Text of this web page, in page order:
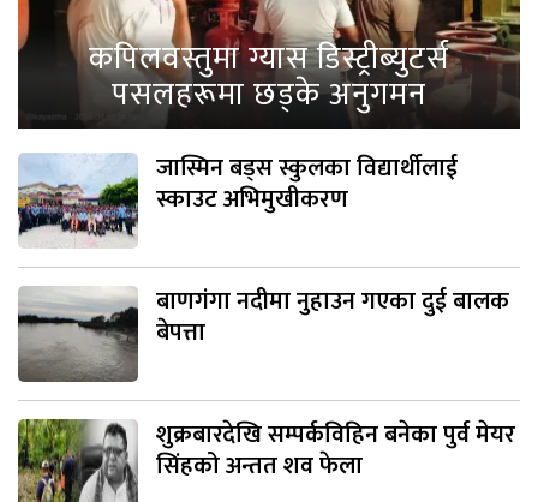
कपिलवस्तुमा ग्यास डिस्ट्रीब्युटर्स
पसलहरूमा छड्के अनुगमन
जास्मिन बड्स स्कुलका विद्यार्थीलाई
स्काउट अभिमुखीकरण
बाणगंगा नदीमा नुहाउन गएका दुई बालक
बेपत्ता
शुक्रबारदेखि सम्पर्कविहिन बनेका पुर्व मेयर
सिंहको अन्तत शव फेला